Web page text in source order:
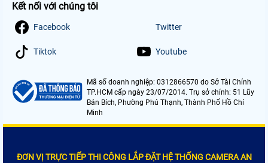
Kết nối với chúng tôi
Facebook Twitter
Tiktok Youtube
Mã số doanh nghiệp: 0312866570 do Sở Tài Chính
TP.HCM cấp ngày 23/07/2014. Trụ sở chính: 51 Lũy
Bán Bích, Phường Phú Thạnh, Thành Phố Hồ Chí
Minh
ĐƠN VỊ TRỰC TIẾP THI CÔNG LẮP ĐẶT HỆ THỐNG CAMERA AN